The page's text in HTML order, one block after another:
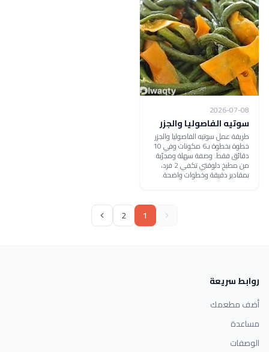
2026-07-08
سوتيه الفاصوليا والجزر
طريقة عمل سوتيه الفاصوليا والجزر
خطوة بخطوة بـ6 مكونات وفي 10
دقائق فقط. وصفة سهلة ومجرّبة
من مطبخ دلوقتي تكفي 2 فرد،
بمقادير دقيقة وخطوات واضحة.
1
2
روابط سريعة
أضف مطعمك
مساعدة
الوصفات